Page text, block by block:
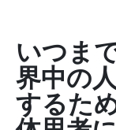
いつま
界中の
するた